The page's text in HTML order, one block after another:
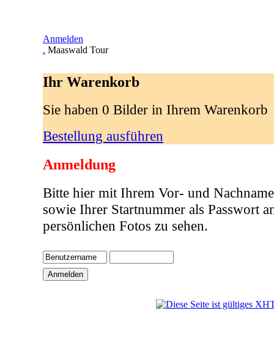
Anmelden
. Maaswald Tour
Ihr Warenkorb
Sie haben 0 Bilder in Ihrem Warenkorb
Bestellung ausführen
Anmeldung
Bitte hier mit Ihrem Vor- und
sowie Ihrer Startnummer als Passwort
persönlichen Fotos zu sehen.